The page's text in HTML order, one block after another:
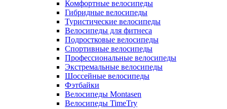
Комфортные велосипеды
Гибридные велосипеды
Туристические велосипеды
Велосипеды для фитнеса
Подростковые велосипеды
Спортивные велосипеды
Профессиональные велосипеды
Экстремальные велосипеды
Шоссейные велосипеды
Фэтбайки
Велосипеды Montasen
Велосипеды TimeTry